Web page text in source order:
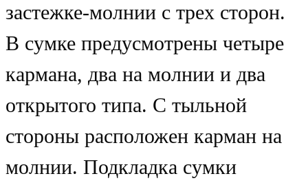
застежке-молнии с трех сторон.
В сумке предусмотрены четыре
кармана, два на молнии и два
открытого типа. С тыльной
стороны расположен карман на
молнии. Подкладка сумки